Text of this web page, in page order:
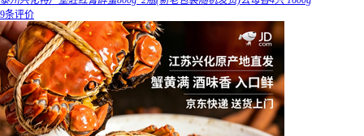
9条评价